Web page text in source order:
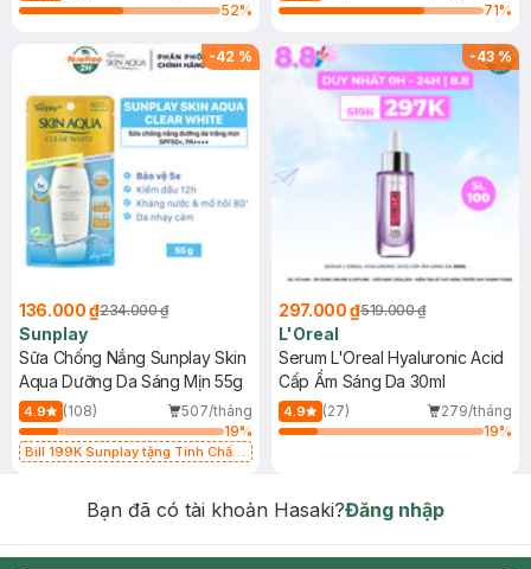
52%
71%
-42 %
136.000 ₫234.000 ₫
Sunplay
Sữa Chống Nắng Sunplay Skin
Aqua Dưỡng Da Sáng Mịn 55g
4.9 (108)
507/tháng
19%
Bill 199K Sunplay tặng Tinh Chất
-43%
297.000 ₫519.000 ₫
L'Oreal
Serum L'Oreal Hyaluronic Acid
Cấp Ẩm Sáng Da 30ml
4.9 (27)
279/tháng
19%
Bạn đã có tài khoản Hasaki?Đăng nhập